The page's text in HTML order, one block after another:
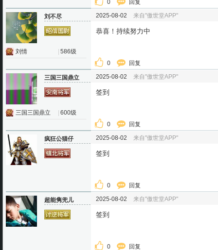
0 回复
刘不尽
刘情 586级
2025-08-02 来自"傲世堂APP"
恭喜！持续努力中
0 回复
三国三国鼎立
三国三国鼎立 600级
2025-08-02 来自"傲世堂APP"
签到
0 回复
疯狂公猫仔 2025-08-02 来自"傲世堂APP"
签到
0 回复
超能隽兜儿 2025-08-02 来自"傲世堂APP"
签到
0 回复